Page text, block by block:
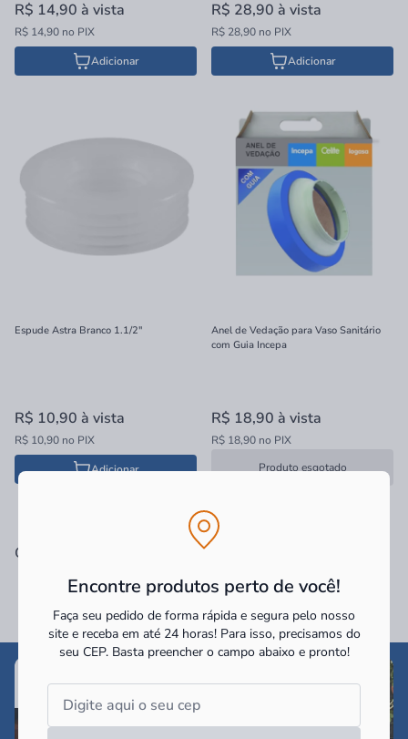
Encontre produtos perto de você!
Faça seu pedido de forma rápida e segura pelo nosso
site e receba em até 24 horas! Para isso, precisamos do
seu CEP. Basta preencher o campo abaixo e pronto!
R$ 14,90 à vista
R$ 14,90 no PIX
Adicionar
R$ 28,90 à vista
R$ 28,90 no PIX
Adicionar
Espude Astra Branco 1.1/2"
R$ 10,90 à vista
R$ 10,90 no PIX
Adicionar
Anel de Vedação para Vaso Sanitário
com Guia Incepa
R$ 18,90 à vista
R$ 18,90 no PIX
Produto esgotado
Categorias Relacionadas